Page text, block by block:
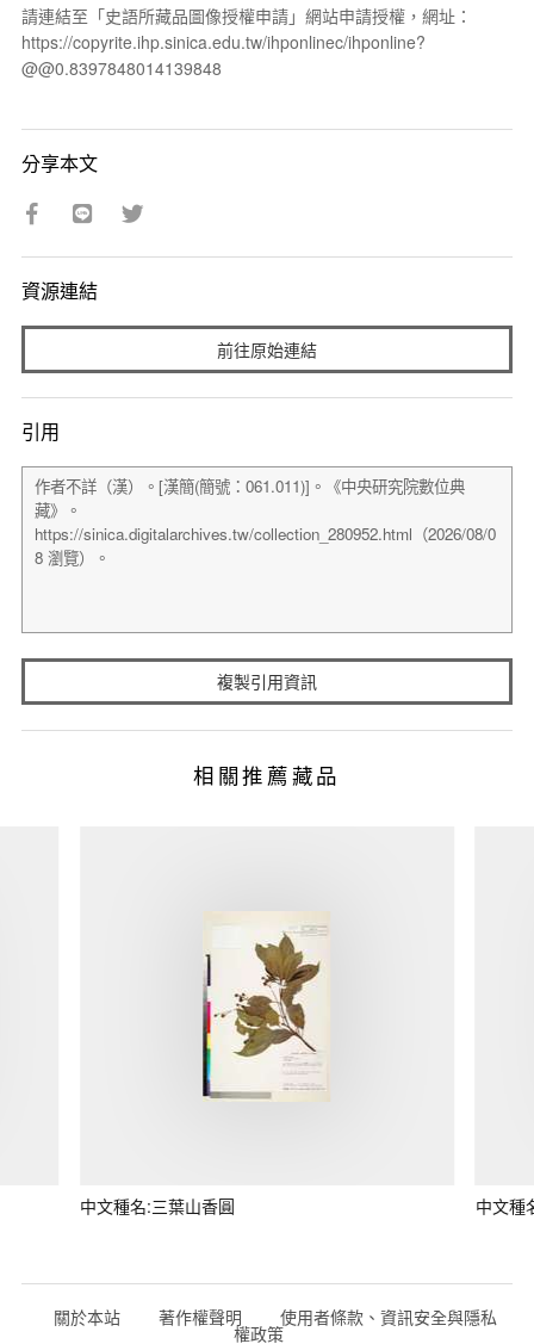
請連結至「史語所藏品圖像授權申請」網站申請授權，網址：
https://copyrite.ihp.sinica.edu.tw/ihponlinec/ihponline?
@@0.8397848014139848
分享本文
資源連結
前往原始連結
引用
複製引用資訊
相關推薦藏品
中文種名:三葉山香圓 中文種
關於本站 著作權聲明 使用者條款、資訊安全與隱私
權政策